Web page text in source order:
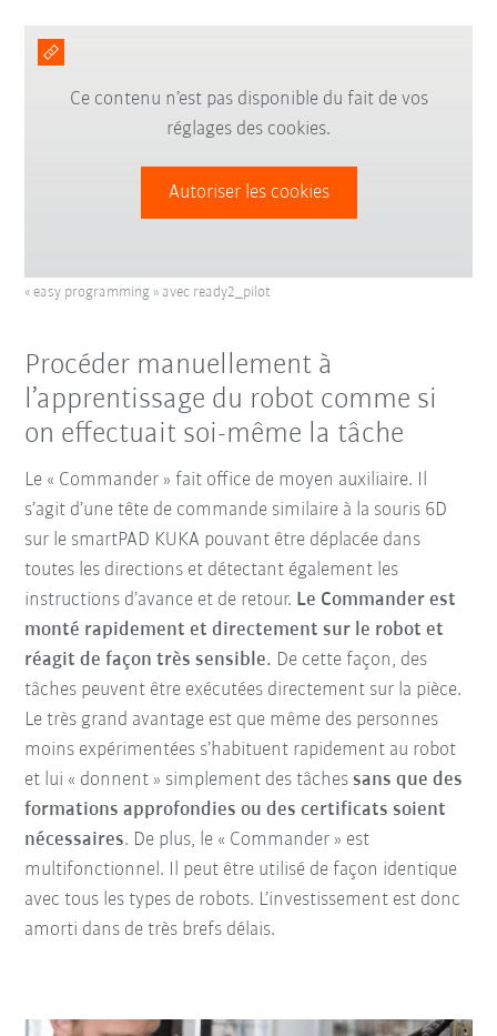
Ce contenu n’est pas disponible du fait de vos
réglages des cookies.
Autoriser les cookies
« easy programming » avec ready2_pilot
Procéder manuellement à
l’apprentissage du robot comme si
on effectuait soi-même la tâche
Le « Commander » fait office de moyen auxiliaire. Il
s’agit d’une tête de commande similaire à la souris 6D
sur le smartPAD KUKA pouvant être déplacée dans
toutes les directions et détectant également les
instructions d’avance et de retour. Le Commander est
monté rapidement et directement sur le robot et
réagit de façon très sensible. De cette façon, des
tâches peuvent être exécutées directement sur la pièce.
Le très grand avantage est que même des personnes
moins expérimentées s’habituent rapidement au robot
et lui « donnent » simplement des tâchessans que des
formations approfondies ou des certificats soient
nécessaires. De plus, le « Commander » est
multifonctionnel. Il peut être utilisé de façon identique
avec tous les types de robots. L’investissement est donc
amorti dans de très brefs délais.